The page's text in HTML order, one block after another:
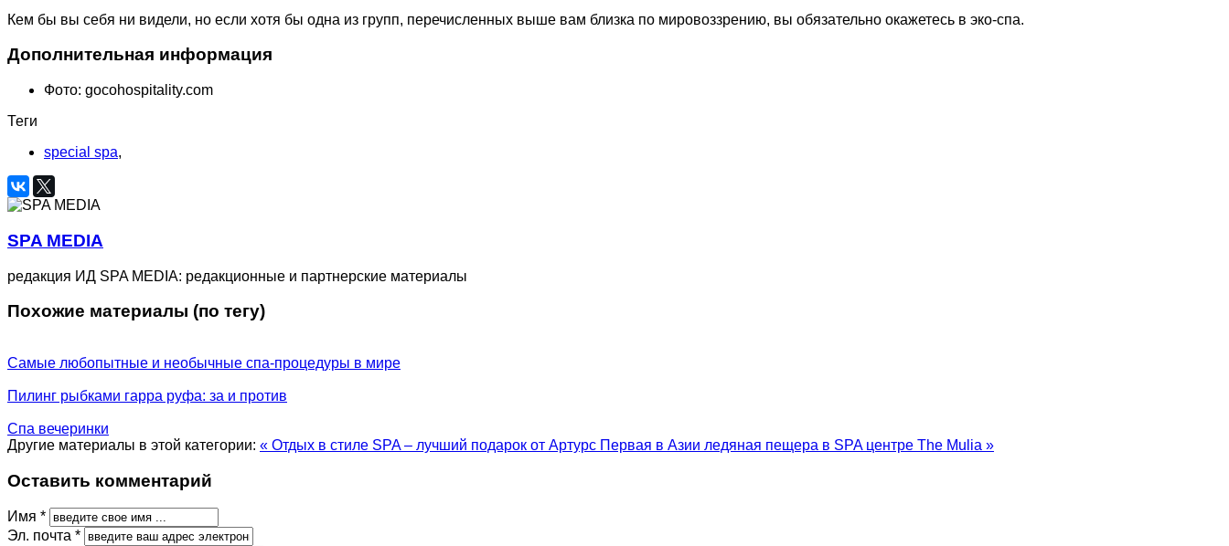
Кем бы вы себя ни видели, но если хотя бы одна из групп, перечисленных выше вам близка по мировоззрению, вы обязательно окажетесь в эко-спа.
Дополнительная информация
Фото: gocohospitality.com
Теги
special spa,
SPA MEDIA
редакция ИД SPA MEDIA: редакционные и партнерские материалы
Похожие материалы (по тегу)
Самые любопытные и необычные спа-процедуры в мире
Пилинг рыбками гарра руфа: за и против
Спа вечеринки
Другие материалы в этой категории: « Отдых в стиле SPA – лучший подарок от Артурс Первая в Азии ледяная пещера в SPA центре The Mulia »
Оставить комментарий
Имя *
Эл. почта *